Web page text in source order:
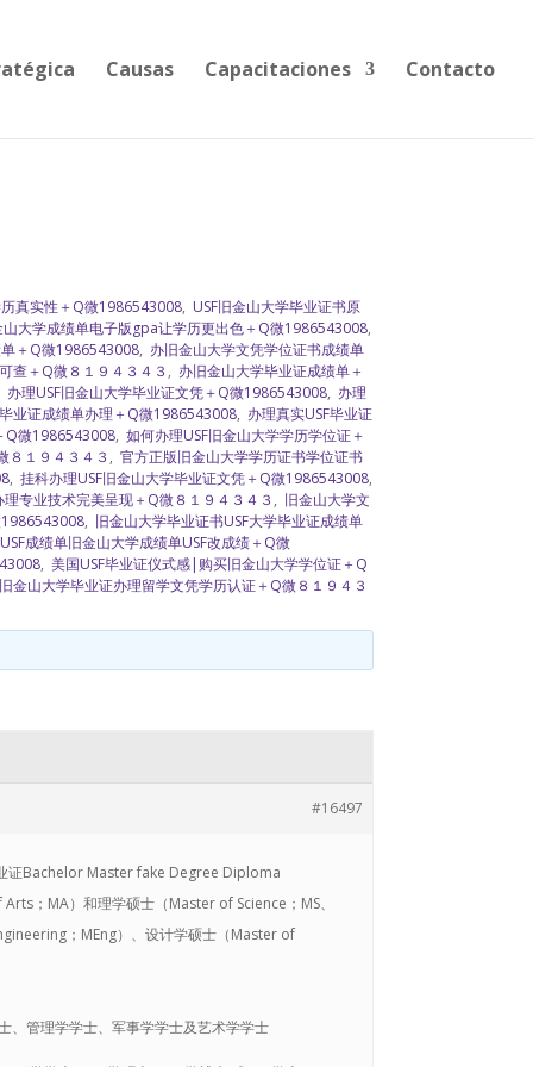
Causas Capacitaciones Contacto
真实性＋Q微1986543008, USF旧金山大学毕业证书原
山大学成绩单电子版gpa让学历更出色＋Q微1986543008,
＋Q微1986543008, 办旧金山大学文凭学位证书成绩单
查＋Q微８１９４３４３ , 办旧金山大学毕业证成绩单＋
办理USF旧金山大学毕业证文凭＋Q微1986543008, 办理
业证成绩单办理＋Q微1986543008, 办理真实USF毕业证
Q微1986543008, 如何办理USF旧金山大学学历学位证＋
８１９４３４３ , 官方正版旧金山大学学历证书学位证书
, 挂科办理USF旧金山大学毕业证文凭＋Q微1986543008,
专业技术完美呈现＋Q微８１９４３４３ , 旧金山大学文
, 旧金山大学毕业证书USF大学毕业证成绩单
成绩单旧金山大学成绩单USF改成绩＋Q微
, 美国USF毕业证仪式感|购买旧金山大学学位证＋Q
金山大学毕业证办理留学文凭学历认证＋Q微８１９４３
#16497
证Bachelor Master fake Degree Diploma
；MA）和理学硕士（Master of Science；MS、
；MEng）、设计学硕士（Master of
、管理学学士、军事学学士及艺术学学士